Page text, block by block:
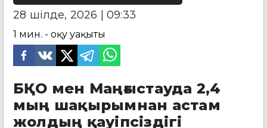
28 шілде, 2026 | 09:33
1 мин. - оқу уақыты
БҚО мен Маңғыстауда 2,4
мың шақырымнан астам
жолдың қауіпсіздігі